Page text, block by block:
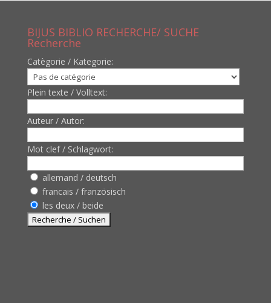
BIJUS BIBLIO RECHERCHE/ SUCHE
Recherche
Catègorie / Kategorie:
Plein texte / Volltext:
Auteur / Autor:
Mot clef / Schlagwort:
allemand / deutsch
francais / französisch
les deux / beide